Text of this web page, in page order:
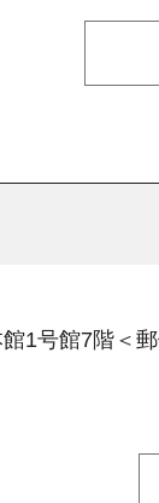
1号館7階＜